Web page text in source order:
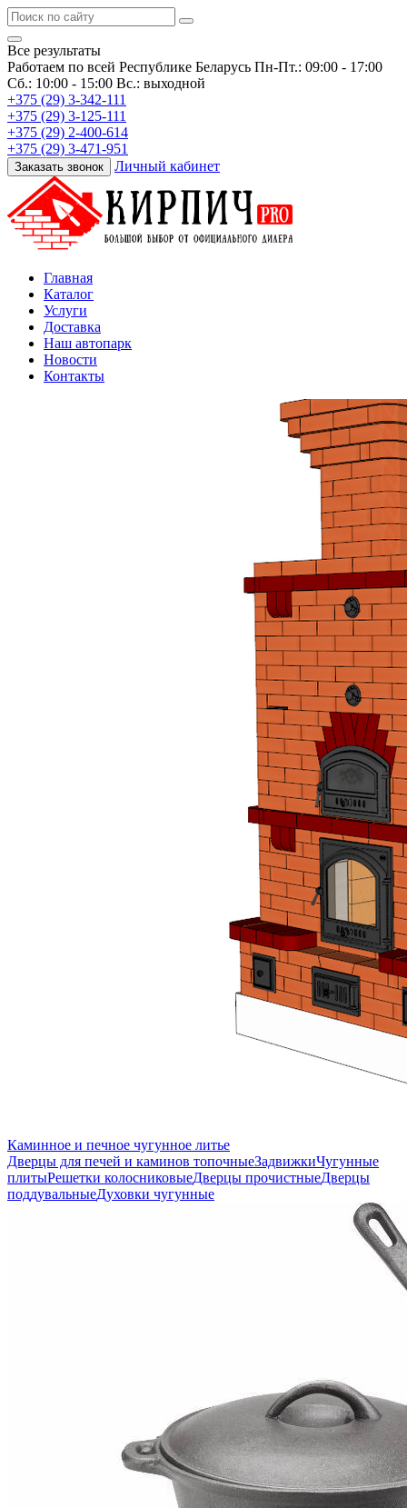
Все результаты
Работаем по всей Республике Беларусь Пн-Пт.: 09:00 - 17:00
Сб.: 10:00 - 15:00 Вс.: выходной
+375 (29) 3-342-111
+375 (29) 3-125-111
+375 (29) 2-400-614
+375 (29) 3-471-951
Заказать звонок Личный кабинет
Главная
Каталог
Услуги
Доставка
Наш автопарк
Новости
Контакты
Каминное и печное чугунное литье
Дверцы для печей и каминов топочныеЗадвижкиЧугунные
плитыРешетки колосниковыеДверцы прочистныеДверцы
поддувальныеДуховки чугунные